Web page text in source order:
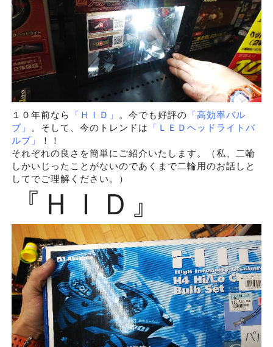
１０年前なら 「ＨＩＤ」 。今でも好評の 「高効率バル
ブ」
。そして、今のトレンドは
「ＬＥＤヘッドライトバ
ルブ」
！！
それぞれの良さを簡単にご紹介いたします。（私、二輪
しかいじったことがないのであくまで二輪用のお話しと
してでご理解ください。）
『ＨＩＤ』